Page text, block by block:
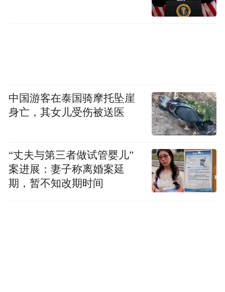
中国游客在泰国骑摩托坠崖
身亡，其女儿受伤被送医
“丈夫与第三者做试管婴儿”
案进展：妻子称离婚案延
期，暂不知改期时间